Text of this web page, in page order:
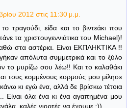
2012 στις 11:30 μ.μ.
τραγούδι, είδα και το βιντεάκι που
τα χριστουγεννιάτικα του Michael)!
στα αστέρια. Είναι ΕΚΠΛΗΚΤΙΚΑ !!
απόλυτα συμμετρικά και το ξύλο
το μυρίζω σου λέω!! Και το καλαθάκι
τους κομμένους κορμούς μου μίλησε
κι εγώ ένα, αλλά δε βρίσκω τέτοια
Είναι όλα ένα κι ένα αγαπημένα μου
καλές γιορτές να έχουμε :))